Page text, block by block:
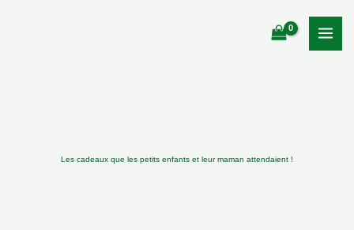
Les cadeaux que les petits enfants et leur maman attendaient !